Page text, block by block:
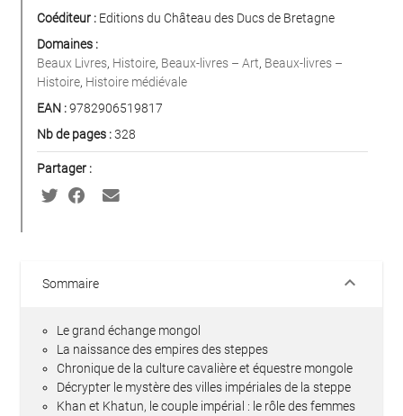
Coéditeur : Editions du Château des Ducs de Bretagne
Domaines :
Beaux Livres, Histoire, Beaux-livres – Art, Beaux-livres –
Histoire, Histoire médiévale
EAN :9782906519817
Nb de pages :328
Partager :
Sommaire keyboard_arrow_down
Le grand échange mongol
La naissance des empires des steppes
Chronique de la culture cavalière et équestre mongole
Décrypter le mystère des villes impériales de la steppe
Khan et Khatun, le couple impérial : le rôle des femmes